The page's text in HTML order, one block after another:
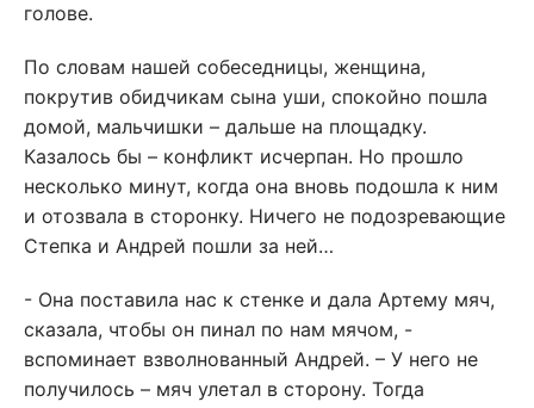
голове.
По словам нашей собеседницы, женщина,
покрутив обидчикам сына уши, спокойно пошла
домой, мальчишки – дальше на площадку.
Казалось бы – конфликт исчерпан. Но прошло
несколько минут, когда она вновь подошла к ним
и отозвала в сторонку. Ничего не подозревающие
Степка и Андрей пошли за ней…
- Она поставила нас к стенке и дала Артему мяч,
сказала, чтобы он пинал по нам мячом, -
вспоминает взволнованный Андрей. – У него не
получилось – мяч улетал в сторону. Тогда